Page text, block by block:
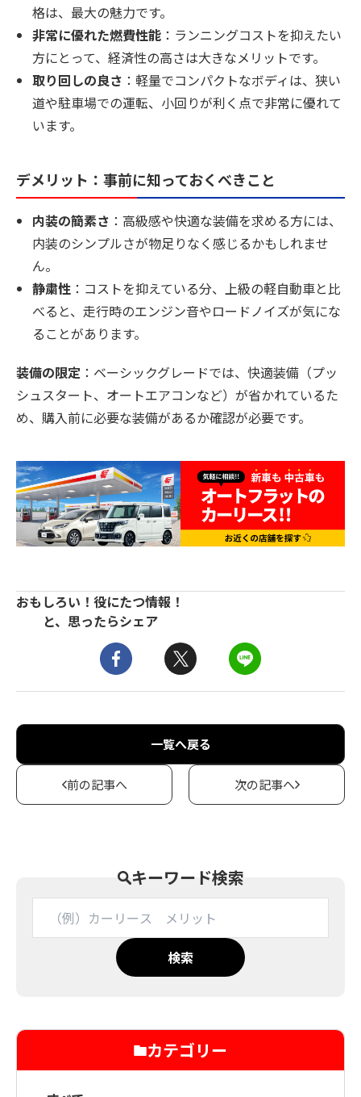
格は、最大の魅力です。
非常に優れた燃費性能 ：ランニングコストを抑えたい
方にとって、経済性の高さは大きなメリットです。
取り回しの良さ ：軽量でコンパクトなボディは、狭い
道や駐車場での運転、小回りが利く点で非常に優れて
います。
デメリット：事前に知っておくべきこと
内装の簡素さ ：高級感や快適な装備を求める方には、
内装のシンプルさが物足りなく感じるかもしれませ
ん。
静粛性 ：コストを抑えている分、上級の軽自動車と比
べると、走行時のエンジン音やロードノイズが気にな
ることがあります。
装備の限定 ：ベーシックグレードでは、快適装備（プッ
シュスタート、オートエアコンなど）が省かれているた
め、購入前に必要な装備があるか確認が必要です。
おもしろい！役にたつ情報！
と、思ったらシェア
一覧へ戻る
前の記事へ 次の記事へ
キーワード検索
検索
カテゴリー